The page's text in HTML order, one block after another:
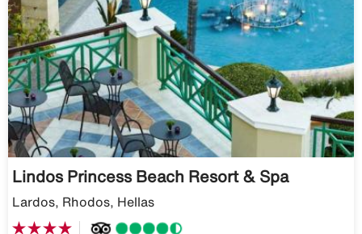
Lindos Princess Beach Resort & Spa
Lardos, Rhodos, Hellas